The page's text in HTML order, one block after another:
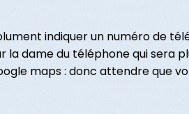
indiquer un numéro de
dame du téléphone qui sera
maps : donc attendre que